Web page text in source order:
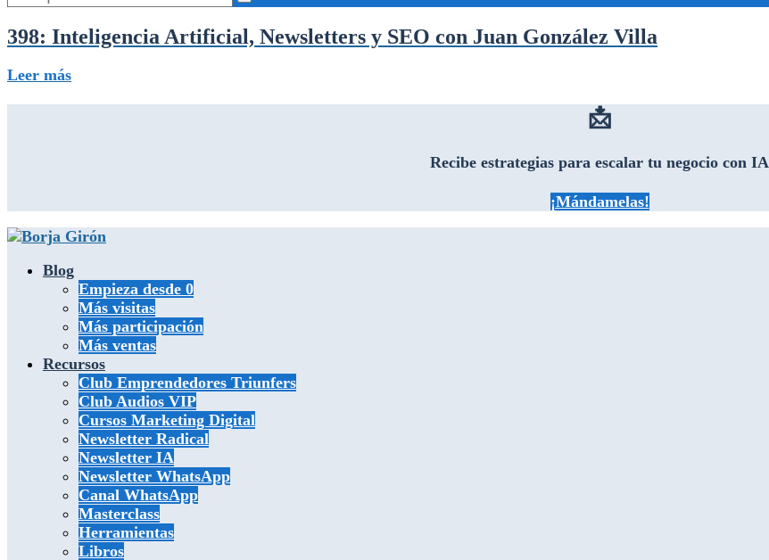
398: Inteligencia Artificial, Newsletters y SEO con Juan González Villa
Leer más398:
González
Villa
📩
Recibe estrategias para escalar tu negocio con IA
¡Mándamelas!
Blog
Empieza desde 0
Más visitas
Más participación
Más ventas
Recursos
Club Emprendedores Triunfers
Club Audios VIP
Cursos Marketing Digital
Newsletter Radical
Newsletter IA
Newsletter WhatsApp
Canal WhatsApp
Masterclass
Herramientas
Libros